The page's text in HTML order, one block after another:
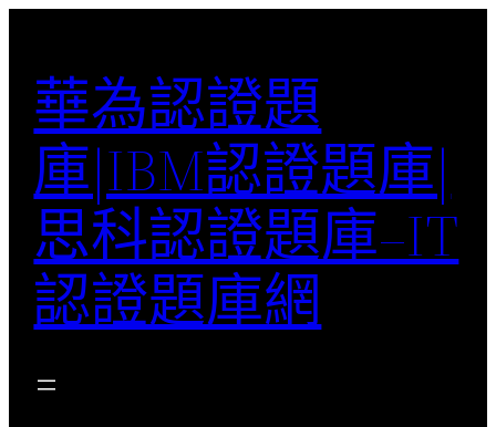
華為認證題
庫|IBM認證題庫|
思科認證題庫–IT
認證題庫網